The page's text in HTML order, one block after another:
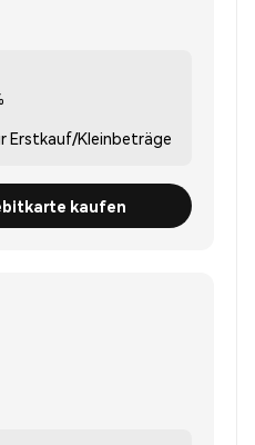
Erstkauf/Kleinbeträge
kaufen